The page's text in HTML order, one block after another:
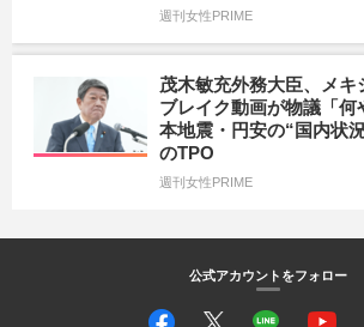
週刊女性PRIME
茂木敏充外務大臣、メキ
ブレイク動画が物議「何
本地震・円安の“国内状
のTPO
週刊女性PRIME
公式アカウントをフォロー